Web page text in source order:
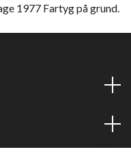
1977 Fartyg på grund.